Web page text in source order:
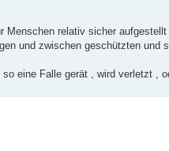
Menschen relativ sicher aufgestellt
und zwischen geschützten und
eine Falle gerät , wird verletzt ,